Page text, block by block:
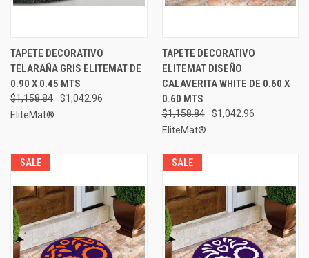
TAPETE DECORATIVO
TELARAÑA GRIS ELITEMAT DE
0.90 X 0.45 MTS
$1,158.84
$1,042.96
EliteMat®
TAPETE DECORATIVO
ELITEMAT DISEÑO
CALAVERITA WHITE DE 0.60 X
0.60 MTS
$1,158.84
$1,042.96
EliteMat®
SALE SALE